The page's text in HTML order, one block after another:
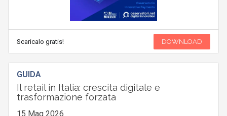
Scaricalo gratis! DOWNLOAD
GUIDA
Il retail in Italia: crescita digitale e
trasformazione forzata
15 Mag 2026